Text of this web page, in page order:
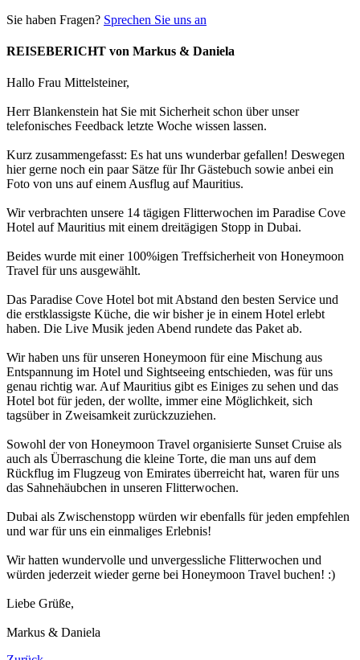
Sie haben Fragen? Sprechen Sie uns an
REISEBERICHT von Markus & Daniela
Hallo Frau Mittelsteiner,
Herr Blankenstein hat Sie mit Sicherheit schon über unser
telefonisches Feedback letzte Woche wissen lassen.
Kurz zusammengefasst: Es hat uns wunderbar gefallen! Deswegen
hier gerne noch ein paar Sätze für Ihr Gästebuch sowie anbei ein
Foto von uns auf einem Ausflug auf Mauritius.
Wir verbrachten unsere 14 tägigen Flitterwochen im Paradise Cove
Hotel auf Mauritius mit einem dreitägigen Stopp in Dubai.
Beides wurde mit einer 100%igen Treffsicherheit von Honeymoon
Travel für uns ausgewählt.
Das Paradise Cove Hotel bot mit Abstand den besten Service und
die erstklassigste Küche, die wir bisher je in einem Hotel erlebt
haben. Die Live Musik jeden Abend rundete das Paket ab.
Wir haben uns für unseren Honeymoon für eine Mischung aus
Entspannung im Hotel und Sightseeing entschieden, was für uns
genau richtig war. Auf Mauritius gibt es Einiges zu sehen und das
Hotel bot für jeden, der wollte, immer eine Möglichkeit, sich
tagsüber in Zweisamkeit zurückzuziehen.
Sowohl der von Honeymoon Travel organisierte Sunset Cruise als
auch als Überraschung die kleine Torte, die man uns auf dem
Rückflug im Flugzeug von Emirates überreicht hat, waren für uns
das Sahnehäubchen in unseren Flitterwochen.
Dubai als Zwischenstopp würden wir ebenfalls für jeden empfehlen
und war für uns ein einmaliges Erlebnis!
Wir hatten wundervolle und unvergessliche Flitterwochen und
würden jederzeit wieder gerne bei Honeymoon Travel buchen! :)
Liebe Grüße,
Markus & Daniela